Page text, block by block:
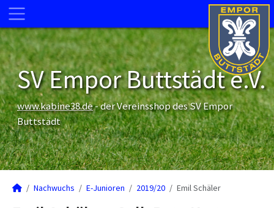
SV Empor Buttstädt e.V.
www.kabine38.de- der Vereinsshop des SV Empor
Buttstädt
Nachwuchs E-Junioren 2019/20 Emil Schäler